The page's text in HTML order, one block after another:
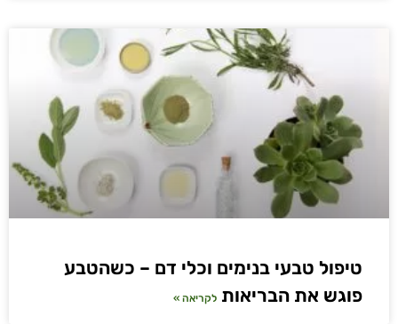
טיפול טבעי בנימים וכלי דם – כשהטבע
פוגש את הבריאות לקריאה »